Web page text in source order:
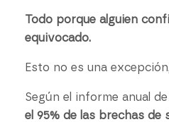
Todo porque alguien
equivocado.
Esto no es una excepción,
Según el informe anual
el 95% de las brechas de